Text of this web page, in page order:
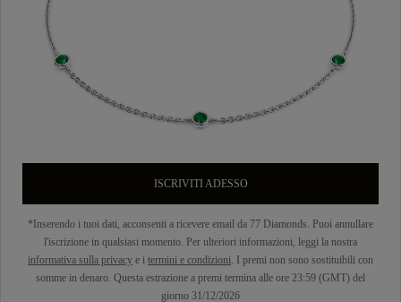
ISCRIVITI ADESSO
*Inserendo i tuoi dati, acconsenti a ricevere email da 77 Diamonds. Puoi annullare
l'iscrizione in qualsiasi momento. Per ulteriori informazioni, leggi la nostra
informativa sulla privacy e i termini e condizioni. I premi non sono sostituibili con
somme in denaro. Questa estrazione a premi termina alle ore 23:59 (GMT) del
giorno 31/12/2026